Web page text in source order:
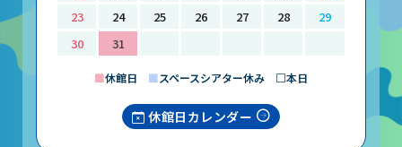
プラネタリウム
イベント
動画配信
23
24 25 26 27 28
29
30
31
■休館日 ■スペースシアター休み □本日
休館日カレンダー